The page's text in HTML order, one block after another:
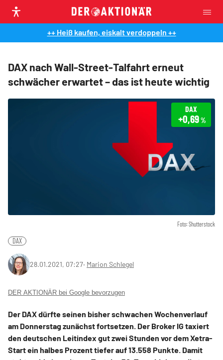
++ Heiß kaufen, eiskalt verdoppeln ++
DAX nach Wall-Street-Talfahrt erneut
schwächer erwartet – das ist heute wichtig
Foto: Shutterstock
DAX
+0,69%
DAX
28.01.2021, 07:27‧ Marion Schlegel
DER AKTIONÄR bei Google bevorzugen
Der DAX dürfte seinen bisher schwachen Wochenverlauf
am Donnerstag zunächst fortsetzen. Der Broker IG taxiert
den deutschen Leitindex gut zwei Stunden vor dem Xetra-
Start ein halbes Prozent tiefer auf 13.558 Punkte. Damit